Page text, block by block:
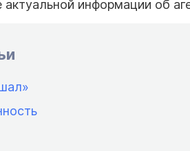
информации об